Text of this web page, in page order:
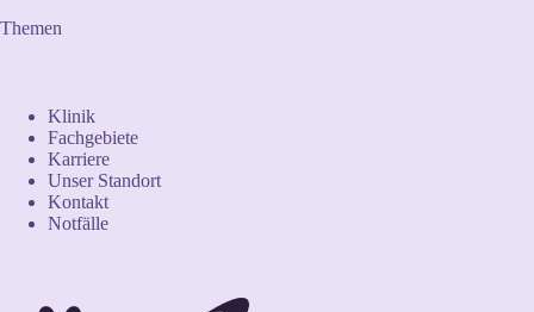
Themen
Klinik
Fachgebiete
Karriere
Unser Standort
Kontakt
Notfälle